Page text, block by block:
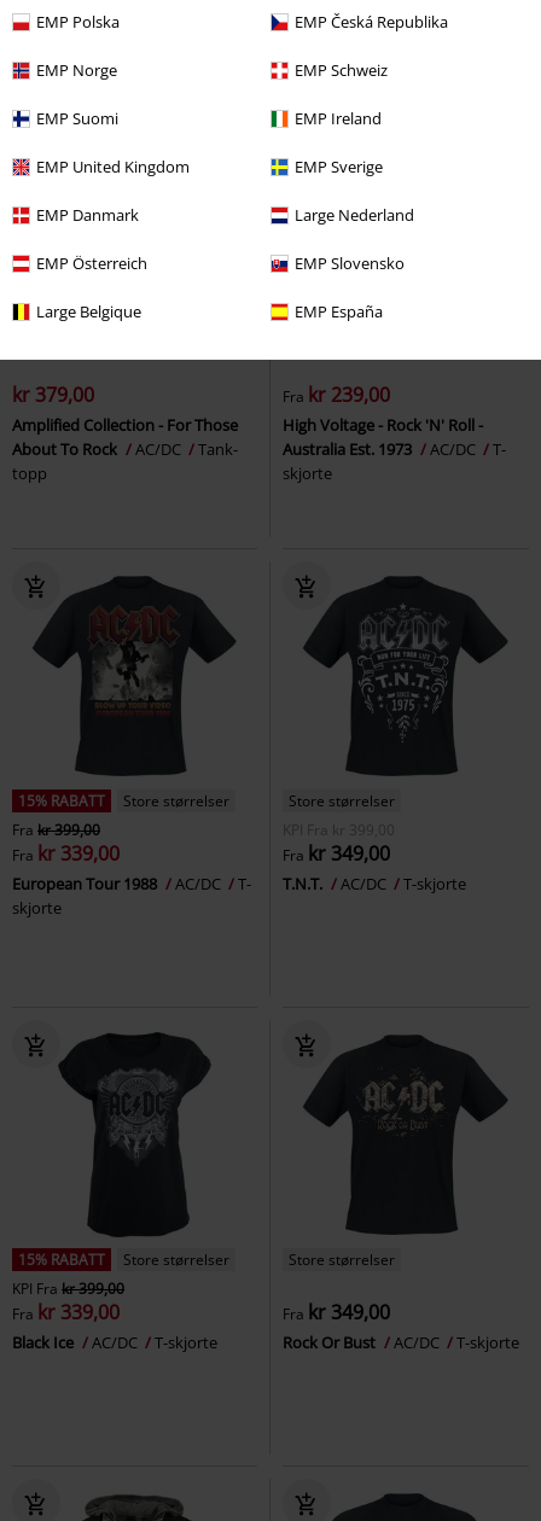
EMP Polska EMP Česká Republika
EMP Norge EMP Schweiz
EMP Suomi EMP Ireland
EMP United Kingdom EMP Sverige
EMP Danmark Large Nederland
EMP Österreich EMP Slovensko
Large Belgique EMP España
kr 379,00
Amplified Collection - For Those
About To Rock
AC/DC
Tank-
topp
Fra kr 239,00
High Voltage - Rock 'N' Roll -
Australia Est. 1973
AC/DC
T-
skjorte
15% RABATT
Store størrelser
Fra kr 399,00
Fra kr 339,00
European Tour 1988 AC/DC
T-
skjorte
Store størrelser
KPI
Fra kr 399,00
Fra kr 349,00
T.N.T. AC/DC T-skjorte
15% RABATT
Store størrelser
KPI Fra kr 399,00
Fra kr 339,00
Black Ice AC/DC T-skjorte
Store størrelser
Fra kr 349,00
Rock Or Bust AC/DC T-skjorte